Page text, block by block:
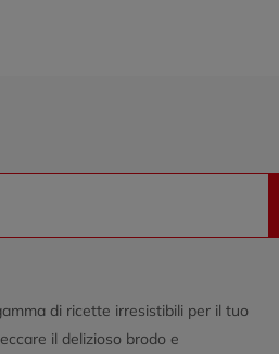
di ricette irresistibili per il tuo
il delizioso brodo e